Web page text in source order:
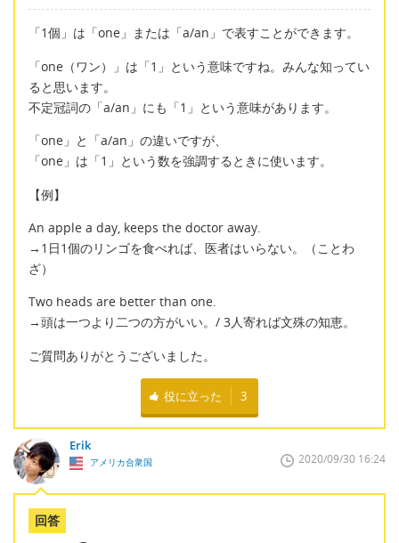
「1個」は「one」または「a/an」で表すことができます。
「one（ワン）」は「1」という意味ですね。みんな知ってい
ると思います。
不定冠詞の「a/an」にも「1」という意味があります。
「one」と「a/an」の違いですが、
「one」は「1」という数を強調するときに使います。
【例】
An apple a day, keeps the doctor away.
→1日1個のリンゴを食べれば、医者はいらない。（ことわ
ざ）
Two heads are better than one.
→頭は一つより二つの方がいい。/ 3人寄れば文殊の知恵。
ご質問ありがとうございました。
役に立った 3
Erik
アメリカ合衆国 2020/09/30 16:24
回答